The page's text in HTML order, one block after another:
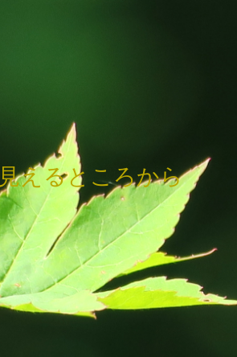
えるところから